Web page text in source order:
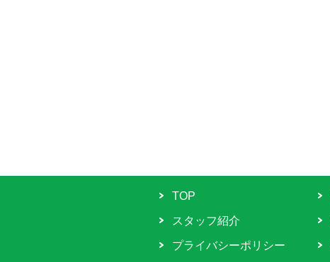
TOP
スタッフ紹介
プライバシーポリシー